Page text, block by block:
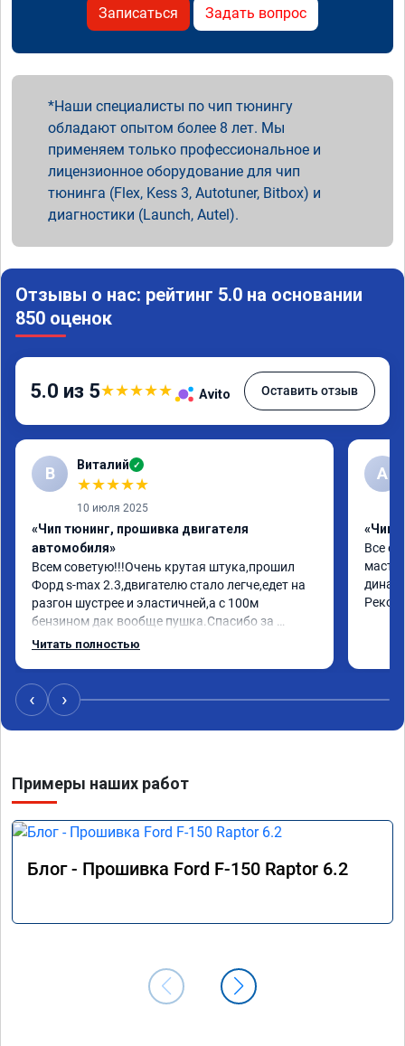
Записаться Задать вопрос
Наши специалисты по чип тюнингу
обладают опытом более 8 лет. Мы
применяем только профессиональное и
лицензионное оборудование для чип
тюнинга (Flex, Kess 3, Autotuner, Bitbox) и
диагностики (Launch, Autel).
Отзывы о нас: рейтинг 5.0 на основании
850 оценок
5.0 из 5★★★★★ Avito Оставить отзыв
В Виталий ✓
★★★★★
10 июля 2025
«Чип тюнинг, прошивка двигателя
автомобиля»
Всем советую!!!Очень крутая штука,прошил
Форд s-max 2.3,двигателю стало легче,едет на
разгон шустрее и эластичней,а с 100м
бензином дак вообще пушка.Спасибо за
работу,за эмоции.Желаю здоровья,развития и
знакомым.
Читать полностью
А
«Чип
Все
‹ ›
Примеры наших работ
Блог - Прошивка Ford F-150 Raptor 6.2